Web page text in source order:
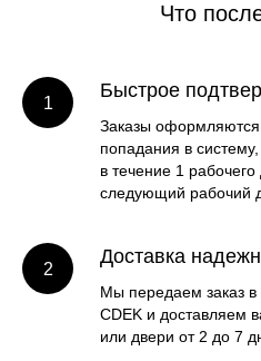
Что
Быстрое
Заказы оформляются
попадания в
в течение 1
следующий рабочий
Доставка
Мы передаем заказ
CDEK и доставляем
или двери от 2 до 7